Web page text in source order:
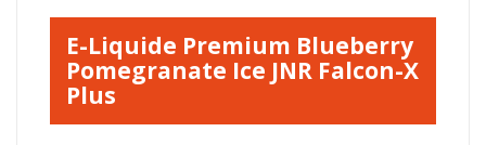
E-Liquide Premium Blueberry
Pomegranate Ice JNR Falcon-X
Plus